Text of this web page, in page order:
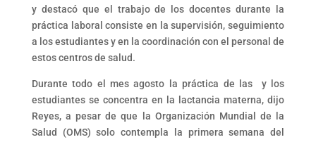
y destacó que el trabajo de los docentes durante la
práctica laboral consiste en la supervisión, seguimiento
a los estudiantes y en la coordinación con el personal de
estos centros de salud.
Durante todo el mes agosto la práctica de las y los
estudiantes se concentra en la lactancia materna, dijo
Reyes, a pesar de que la Organización Mundial de la
Salud (OMS) solo contempla la primera semana del